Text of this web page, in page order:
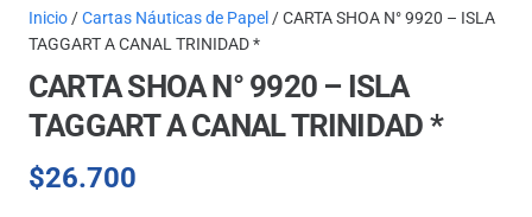
Inicio /Cartas Náuticas de Papel / CARTA SHOA N° 9920 – ISLA
TAGGART A CANAL TRINIDAD *
CARTA SHOA N° 9920 – ISLA
TAGGART A CANAL TRINIDAD *
$26.700